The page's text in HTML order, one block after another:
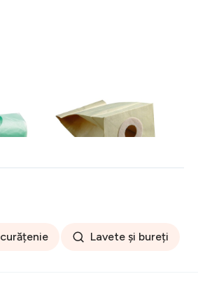
unică folosință 5 buc. –
Rayen
90 lei
Lavete și bureți